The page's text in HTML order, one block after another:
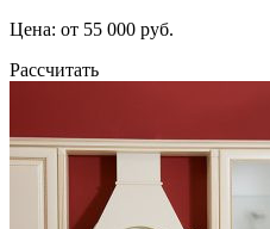
Цена: от 55 000 руб.
Рассчитать